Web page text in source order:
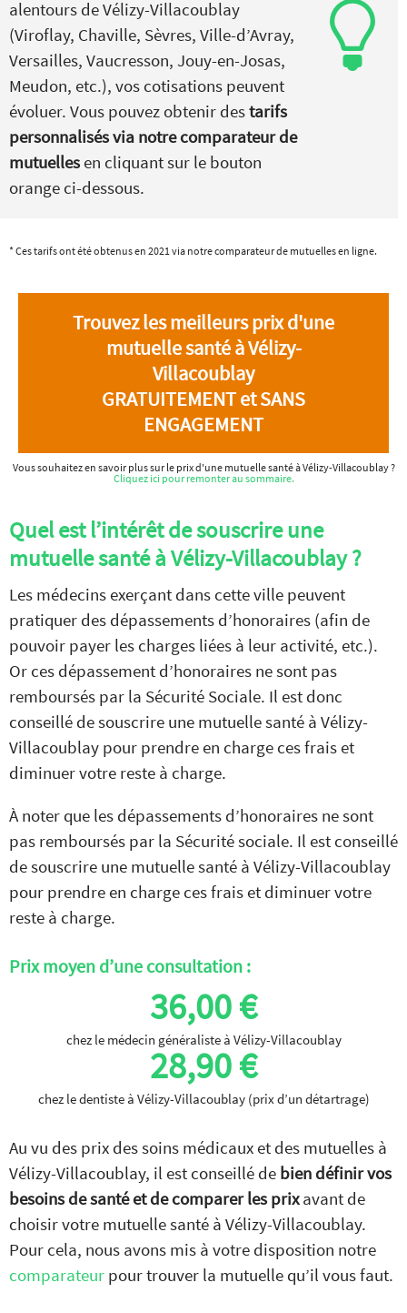
alentours de Vélizy-Villacoublay
(Viroflay, Chaville, Sèvres, Ville-d’Avray,
Versailles, Vaucresson, Jouy-en-Josas,
Meudon, etc.), vos cotisations peuvent
évoluer. Vous pouvez obtenir destarifs
personnalisés via notre comparateur de
mutuelles en cliquant sur le bouton
orange ci-dessous.
* Ces tarifs ont été obtenus en 2021 via notre comparateur de mutuelles en ligne.
Trouvez les meilleurs prix d'une
mutuelle santé à Vélizy-
Villacoublay
GRATUITEMENT et SANS
ENGAGEMENT
Vous souhaitez en savoir plus sur le prix d'une mutuelle santé à Vélizy-Villacoublay ?
Cliquez ici pour remonter au sommaire.
Quel est l’intérêt de souscrire une
mutuelle santé à Vélizy-Villacoublay ?
Les médecins exerçant dans cette ville peuvent
pratiquer des dépassements d’honoraires (afin de
pouvoir payer les charges liées à leur activité, etc.).
Or ces dépassement d’honoraires ne sont pas
remboursés par la Sécurité Sociale. Il est donc
conseillé de souscrire une mutuelle santé à Vélizy-
Villacoublay pour prendre en charge ces frais et
diminuer votre reste à charge.
À noter que les dépassements d’honoraires ne sont
pas remboursés par la Sécurité sociale. Il est conseillé
de souscrire une mutuelle santé à Vélizy-Villacoublay
pour prendre en charge ces frais et diminuer votre
reste à charge.
Prix moyen d’une consultation :
36,00 €
chez le médecin généraliste à Vélizy-Villacoublay
28,90 €
chez le dentiste à Vélizy-Villacoublay (prix d’un détartrage)
Au vu des prix des soins médicaux et des mutuelles à
Vélizy-Villacoublay, il est conseillé de bien définir vos
besoins de santé et de comparer les prixavant de
choisir votre mutuelle santé à Vélizy-Villacoublay.
Pour cela, nous avons mis à votre disposition notre
comparateur pour trouver la mutuelle qu’il vous faut.